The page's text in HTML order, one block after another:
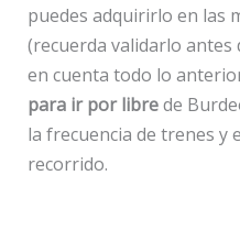
puedes adquirirlo en las
(recuerda validarlo
en cuenta todo lo
para ir por librede
la frecuencia de trenes y
recorrido.